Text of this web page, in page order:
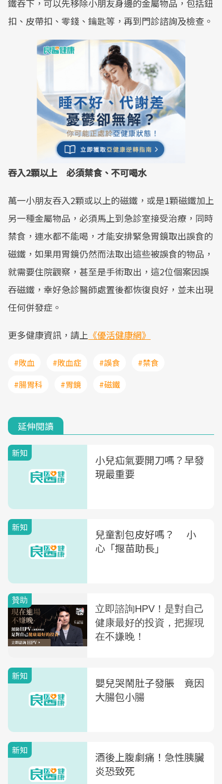
鐵吞下，可以先移除小朋友身邊的金屬物品，包括鈕
扣、皮帶扣、零錢、鑰匙等，再到門診諮詢及檢查。
吞入2顆以上 必須禁食、不可喝水
萬一小朋友吞入2顆或以上的磁鐵，或是1顆磁鐵加上
另一種金屬物品，必須馬上到急診室接受治療，同時
禁食，連水都不能喝，才能安排緊急胃鏡取出誤食的
磁鐵，如果用胃鏡仍然而法取出這些被誤食的物品，
就需要住院觀察，甚至是手術取出，這2位個案因誤
吞磁鐵，幸好急診醫師處置後都恢復良好，並未出現
任何併發症。
更多健康資訊，請上 《優活健康網》
#敗血 #敗血症 #誤食
#禁食
#腸胃科
#胃鏡 #磁鐵
延伸閱讀
新知
小兒疝氣要開刀嗎？早發
現最重要
新知
兒童割包皮好嗎？ 小
心「揠苗助長」
新知
嬰兒哭鬧肚子發脹 竟因
大腸包小腸
新知
酒後上腹劇痛！急性胰臟
炎恐致死